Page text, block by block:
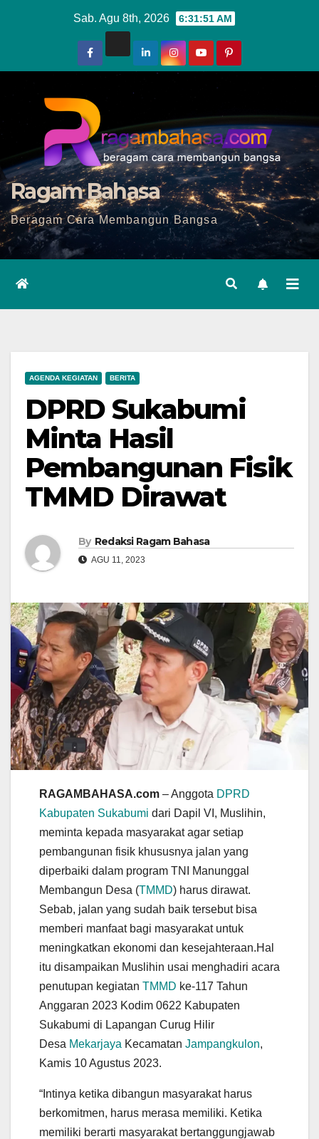
Sab. Agu 8th, 2026 6:31:53 AM
Ragam Bahasa
Beragam Cara Membangun Bangsa
AGENDA KEGIATAN BERITA
DPRD Sukabumi
Minta Hasil
Pembangunan Fisik
TMMD Dirawat
By Redaksi Ragam Bahasa
AGU 11, 2023
RAGAMBAHASA.com – Anggota DPRD
Kabupaten Sukabumi dari Dapil VI, Muslihin,
meminta kepada masyarakat agar setiap
pembangunan fisik khususnya jalan yang
diperbaiki dalam program TNI Manunggal
Membangun Desa (TMMD) harus dirawat.
Sebab, jalan yang sudah baik tersebut bisa
memberi manfaat bagi masyarakat untuk
meningkatkan ekonomi dan kesejahteraan.Hal
itu disampaikan Muslihin usai menghadiri acara
penutupan kegiatan TMMD ke-117 Tahun
Anggaran 2023 Kodim 0622 Kabupaten
Sukabumi di Lapangan Curug Hilir
Desa Mekarjaya Kecamatan Jampangkulon,
Kamis 10 Agustus 2023.
“Intinya ketika dibangun masyarakat harus
berkomitmen, harus merasa memiliki. Ketika
memiliki berarti masyarakat bertanggungjawab